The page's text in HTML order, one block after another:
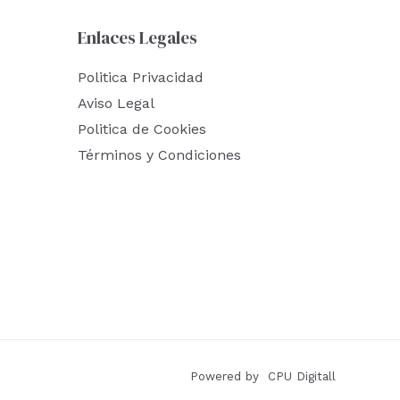
Enlaces Legales
Politica Privacidad
Aviso Legal
Politica de Cookies
Términos y Condiciones
Powered by CPU Digitall